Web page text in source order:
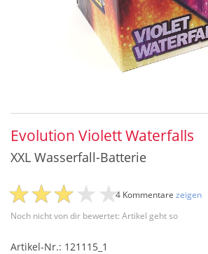
Evolution Violett Waterfalls
XXL Wasserfall-Batterie
Noch nicht von dir bewertet: Artikel geht so
4 Kommentare zeigen
Artikel-Nr.: 121115_1